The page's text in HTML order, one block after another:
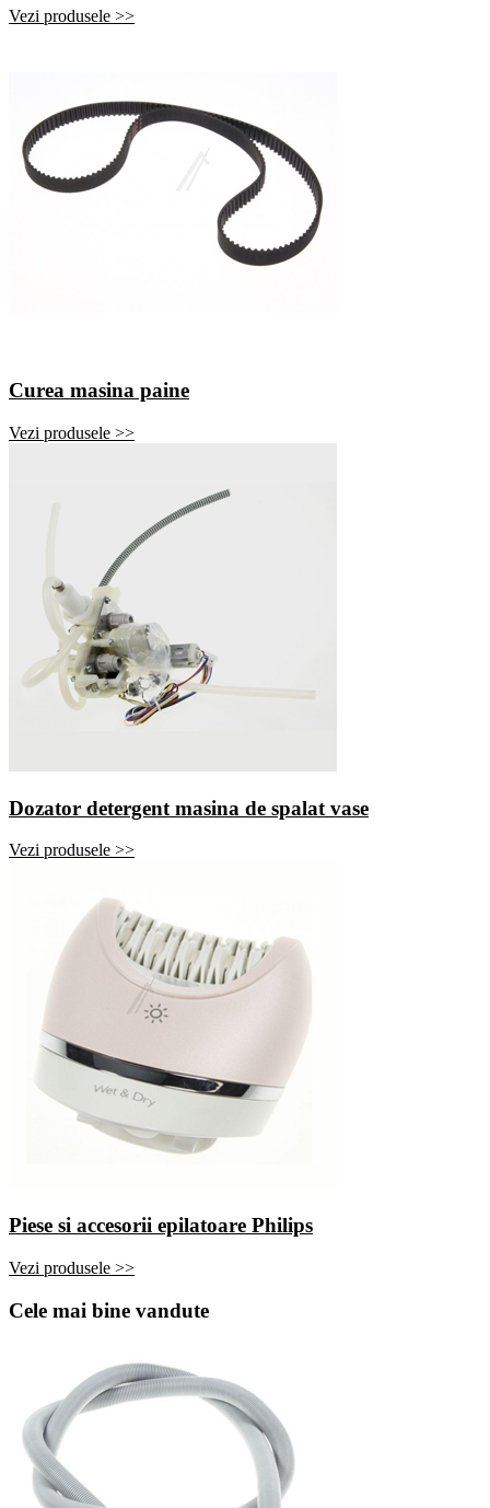
Vezi produsele >>
Curea masina paine
Vezi produsele >>
Dozator detergent masina de spalat vase
Vezi produsele >>
Piese si accesorii epilatoare Philips
Vezi produsele >>
Cele mai bine vandute